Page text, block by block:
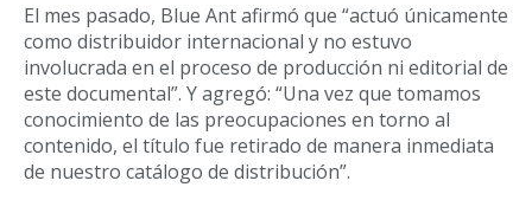
El mes pasado, Blue Ant afirmó que “actuó únicamente
como distribuidor internacional y no estuvo
involucrada en el proceso de producción ni editorial de
este documental”. Y agregó: “Una vez que tomamos
conocimiento de las preocupaciones en torno al
contenido, el título fue retirado de manera inmediata
de nuestro catálogo de distribución”.